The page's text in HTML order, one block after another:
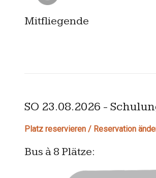
Mitfliegende
SO 23.08.2026 -
Platz reservieren / Reservation
Bus à 8 Plätze: